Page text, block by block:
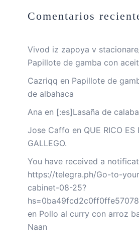
Comentarios
Vivod iz zapoya v
Papillote de gamba con
Cazriqq en Papillote de
de albahaca
Ana en [:es]Lasaña de
Jose Caffo en QUE RICO ES
GALLEGO.
You have received a
https://telegra.ph/Go-to-
cabinet-08-25?
en Pollo al curry con arroz
Naan